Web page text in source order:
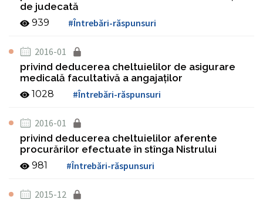
de judecată
939 #Întrebări-răspunsuri
2016-01
privind deducerea cheltuielilor de asigurare
medicală facultativă a angajaţilor
1028 #Întrebări-răspunsuri
2016-01
privind deducerea cheltuielilor aferente
procurărilor efectuate în stînga Nistrului
981 #Întrebări-răspunsuri
2015-12